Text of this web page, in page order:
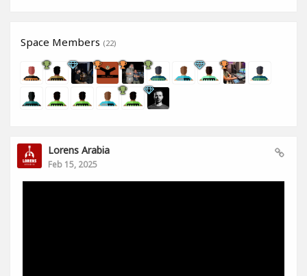
Space Members (22)
Lorens Arabia
Feb 15, 2025